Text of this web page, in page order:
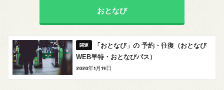
おとなび
「おとなび」の 予約・往復（おとなび
WEB早特・おとなびパス）
2020年1月19日